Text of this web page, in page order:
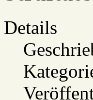
Details